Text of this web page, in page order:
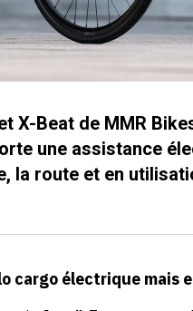
X-Beat de MMR
une assistance
la route et en